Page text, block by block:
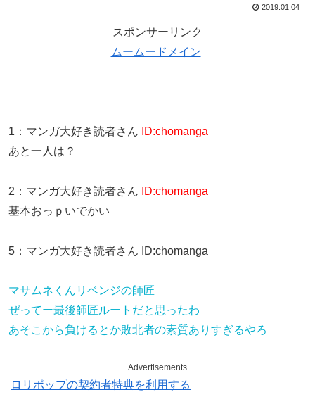
2019.01.04
スポンサーリンク
ムームードメイン
1 ： マンガ大好き読者さん ID:chomanga
あと一人は？
2 ： マンガ大好き読者さん ID:chomanga
基本おっｐいでかい
5 ： マンガ大好き読者さん ID:chomanga
マサムネくんリベンジの師匠
ぜってー最後師匠ルートだと思ったわ
あそこから負けるとか敗北者の素質ありすぎるやろ
Advertisements
ロリポップの契約者特典を利用する